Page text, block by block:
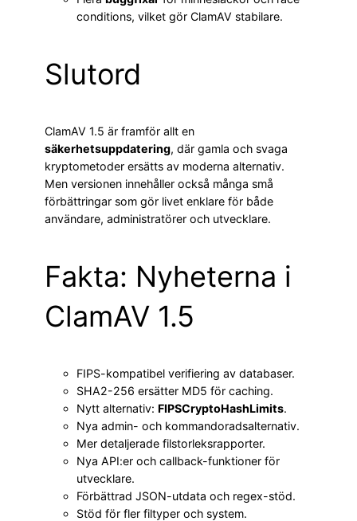
conditions, vilket gör ClamAV stabilare.
Slutord
ClamAV 1.5 är framför allt en
säkerhetsuppdatering, där gamla och svaga
kryptometoder ersätts av moderna alternativ.
Men versionen innehåller också många små
förbättringar som gör livet enklare för både
användare, administratörer och utvecklare.
Fakta: Nyheterna i
ClamAV 1.5
FIPS-kompatibel verifiering av databaser.
SHA2-256 ersätter MD5 för caching.
Nytt alternativ: FIPSCryptoHashLimits.
Nya admin- och kommandoradsalternativ.
Mer detaljerade filstorleksrapporter.
Nya API:er och callback-funktioner för
utvecklare.
Förbättrad JSON-utdata och regex-stöd.
Stöd för fler filtyper och system.